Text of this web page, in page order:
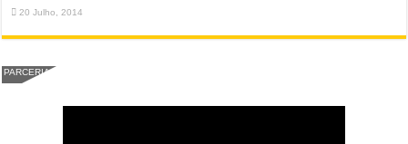
20 Julho, 2014
PARCERIA